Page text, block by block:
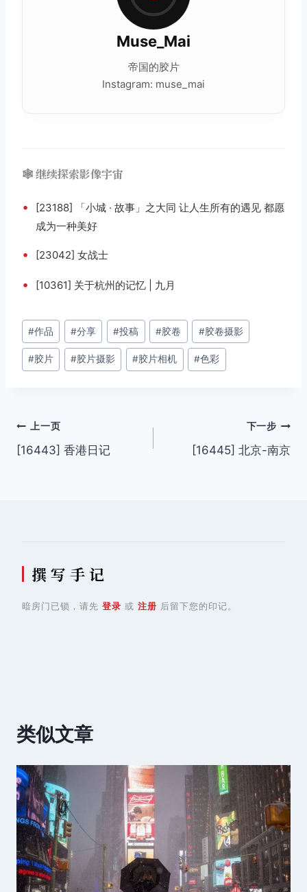
Muse_Mai
帝国的胶片
Instagram: muse_mai
🕸️ 继续探索影像宇宙
•
[23188] 「小城 · 故事」之大同 让人生所有的遇见 都愿
成为一种美好
• [23042] 女战士
• [10361] 关于杭州的记忆 | 九月
文
章
标
#作品 #分享 #投稿 #胶卷 #胶卷摄影
#胶片 #胶片摄影 #胶片相机 #色彩
文
章
上一页
[16443] 香港日记
下一步
[16445] 北京-南京
撰 写 手 记
暗房门已锁，请先 登录 或 注册 后留下您的印记。
类似文章